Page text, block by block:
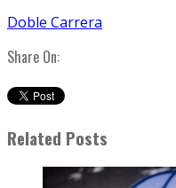
Doble Carrera
Share On:
Related Posts